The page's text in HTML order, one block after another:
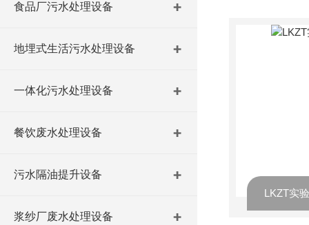
食品厂污水处理设备
地埋式生活污水处理设备
一体化污水处理设备
餐饮废水处理设备
污水隔油提升设备
浆纱厂废水处理设备
LKZT实